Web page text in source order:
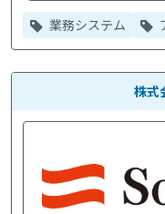
業務システム
株式